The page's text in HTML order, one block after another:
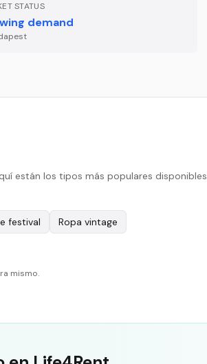
STATUS
demand
están los tipos más populares disponibles
festival Ropa vintage
mismo.